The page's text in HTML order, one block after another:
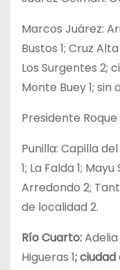
Marcos Juárez:
Bustos 1; Cruz
Los Surgentes 2;
Monte Buey 1; sin
Presidente Roque
Punilla: Capilla
1; La Falda 1;
Arredondo 2;
de localidad 2.
Río Cuarto:Adelia
Higueras 1; ciudad